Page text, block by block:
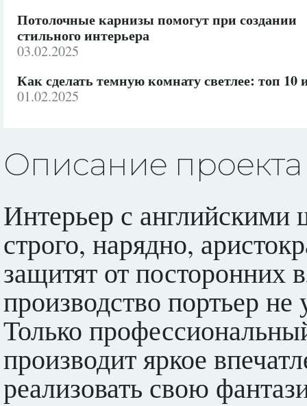
Потолочные карнизы помогут при создании
стильного интерьера
03.02.2025
Как сделать темную комнату светлее: топ 10
01.02.2025
Описание проекта
Интерьер с английскими
строго, нарядно,
защитят от посторонних
производство портьер
Только
производит яркое
реализовать свою